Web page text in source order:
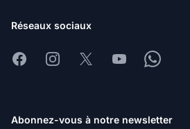
Réseaux sociaux
FacebookInstagram
X YoutubeWhatsapp
Abonnez-vous à notre newsletter